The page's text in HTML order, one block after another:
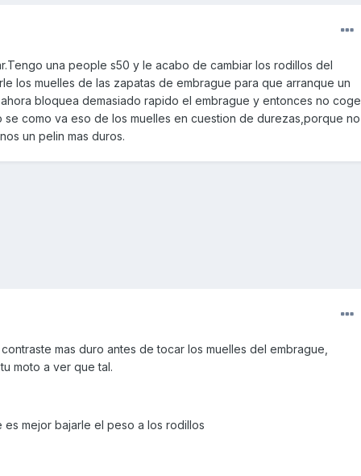
una people s50 y le acabo de cambiar los rodillos del
los muelles de las zapatas de embrague para que arranque un
bloquea demasiado rapido el embrague y entonces no coge
se como va eso de los muelles en cuestion de durezas,porque no
un pelin mas duros.
mas duro antes de tocar los muelles del embrague,
moto a ver que tal.
mejor bajarle el peso a los rodillos